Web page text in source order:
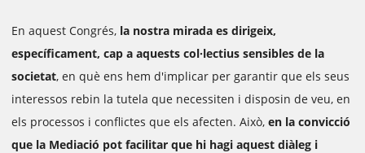
En aquest Congrés, la nostra mirada es dirigeix,
específicament, cap a aquests col·lectius sensibles de la
societat, en què ens hem d'implicar per garantir que els seus
interessos rebin la tutela que necessiten i disposin de veu, en
els processos i conflictes que els afecten. Això, en la convicció
que la Mediació pot facilitar que hi hagi aquest diàleg i